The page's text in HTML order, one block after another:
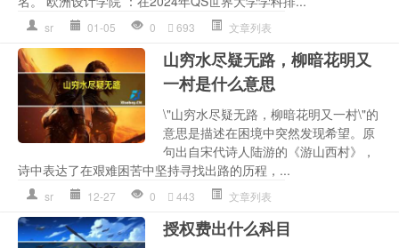
sr 01-05 0 693 文章列表
山穷水尽疑无路，柳暗花明又
一村是什么意思
\"山穷水尽疑无路，柳暗花明又一村\"的
意思是描述在困境中突然发现希望。原
句出自宋代诗人陆游的《游山西村》，
诗中表达了在艰难困苦中坚持寻找出路的历程，...
sr 12-27 0 443 文章列表
授权费出什么科目